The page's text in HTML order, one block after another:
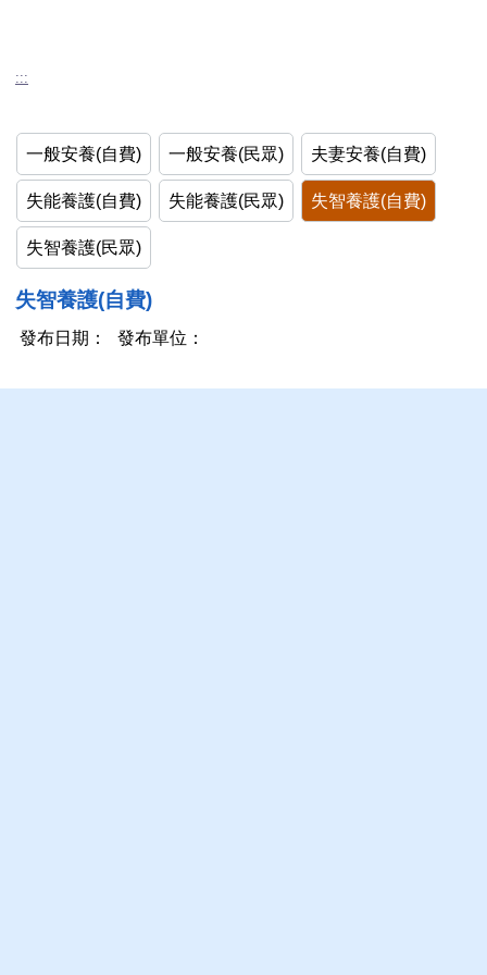
:::
一般安養(自費) 一般安養(民眾) 夫妻安養(自費)
失能養護(自費) 失能養護(民眾) 失智養護(自費)
失智養護(民眾)
失智養護(自費)
發布日期： 發布單位：